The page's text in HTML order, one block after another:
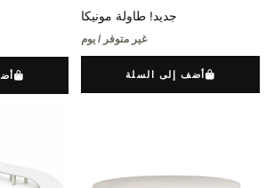
جديد! طاولة مونيكا
غير متوفر / يوم
أضف إلى السلة